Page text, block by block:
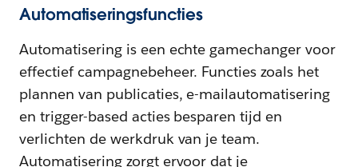
Automatiseringsfuncties
Automatisering is een echte gamechanger voor
effectief campagnebeheer. Functies zoals het
plannen van publicaties, e-mailautomatisering
en trigger-based acties besparen tijd en
verlichten de werkdruk van je team.
Automatisering zorgt ervoor dat je